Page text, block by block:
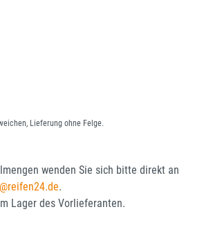
Lieferung ohne Felge.
wenden Sie sich bitte direkt an
.
Lager des Vorlieferanten.